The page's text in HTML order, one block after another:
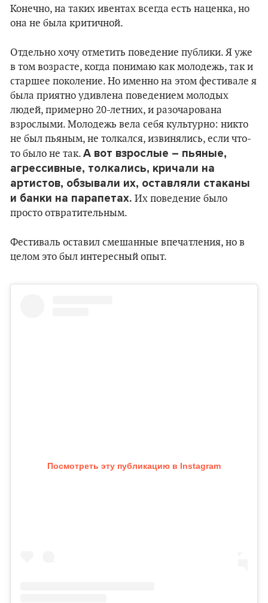
Конечно, на таких ивентах всегда есть наценка, но
она не была критичной.
Отдельно хочу отметить поведение публики. Я уже
в том возрасте, когда понимаю как молодежь, так и
старшее поколение. Но именно на этом фестивале я
была приятно удивлена поведением молодых
людей, примерно 20-летних, и разочарована
взрослыми. Молодежь вела себя культурно: никто
не был пьяным, не толкался, извинялись, если что-
то было не так. А вот взрослые – пьяные,
агрессивные, толкались, кричали на
артистов, обзывали их, оставляли стаканы
и банки на парапетах. Их поведение было
просто отвратительным.
Фестиваль оставил смешанные впечатления, но в
целом это был интересный опыт.
Посмотреть эту публикацию в Instagram